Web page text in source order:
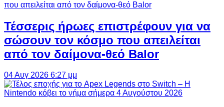
Τέσσερις ήρωες επιστρέφουν για να
σώσουν τον κόσμο που απειλείται
από τον δαίμονα-θεό Balor
04 Αυγ 2026 6:27 μμ